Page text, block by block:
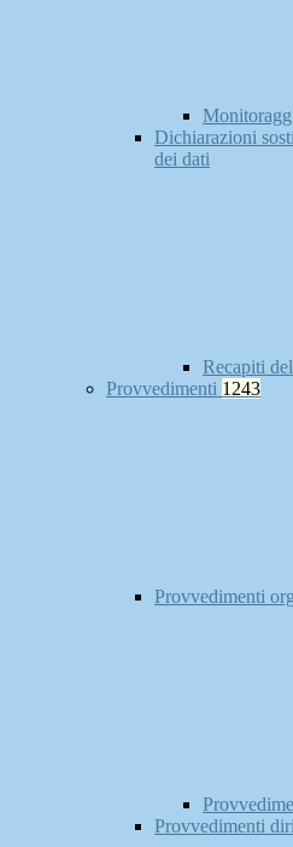
Dichiarazioni
dei dati
Recapiti
Provvedimenti 1243
Provvedimenti
Provvedimenti